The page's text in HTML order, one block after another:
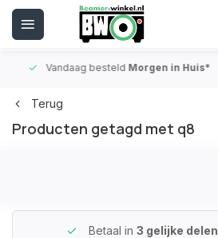
Vandaag besteldMorgen in Huis*
Terug
Producten getagd met q8
Betaal in 3 gelijke delen